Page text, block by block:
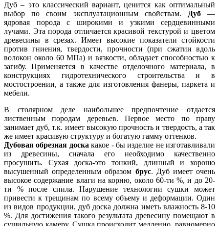
Дуб – это классический вариант, ценится как оптимальный
выбор по своим эксплуатационным свойствам.
Дуб—
ядровая порода с широкими и узкими сердцевинными
лучами. Эта порода отличается красивой текстурой и цветом
древесины в срезах. Имеет высокие показатели стойкости
против гниения, твердости, прочности (при сжатии вдоль
волокон около 60 МПа) и вязкости, обладает способностью к
загибу. Применяется в качестве отделочного материала, в
конструкциях гидротехнического строительства и в
мостостроении, а также для изготовления фанеры, паркета и
мебели.
В столярном деле наибольшее предпочтение отдается
лиственным породам деревьев. Первое место по праву
занимает дуб, т.к. имеет высокую прочность и твердость, а так
же имеет красивую структуру и богатую гамму оттенков.
Дубовая обрезная доска какое - бы изделие не изготавливали
из древесины, сначала его необходимо качественно
просушить. Сухая доска-это тонкий, длинный и хорошо
высушенный определенным образом брус. Дуб имеет очень
высокое содержание влаги на корню, около 60-ти %, и до 20-
ти % после спила. Нарушение технологии сушки может
привести к трещинам по всему объему и деформации. Один
из видов продукции, дуб доска должна иметь влажность 8-10
%. Для достижения такого результата древесину помещают в
сушильную камеру. Сушка происходит медленно, равномерно